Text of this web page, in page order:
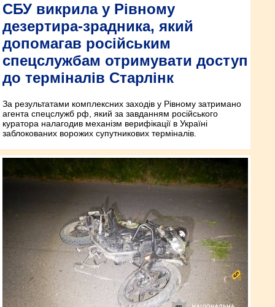
СБУ викрила у Рівному
дезертира-зрадника, який
допомагав російським
спецслужбам отримувати доступ
до терміналів Старлінк
За результатами комплексних заходів у Рівному затримано
агента спецслужб рф, який за завданням російського
куратора налагодив механізм верифікації в Україні
заблокованих ворожих супутникових терміналів.